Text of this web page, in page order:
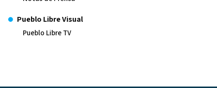
Pueblo Libre Visual
Pueblo Libre TV